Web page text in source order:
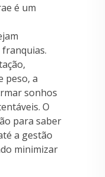
é um
peso, a
sonhos
O
para saber
a gestão
minimizar